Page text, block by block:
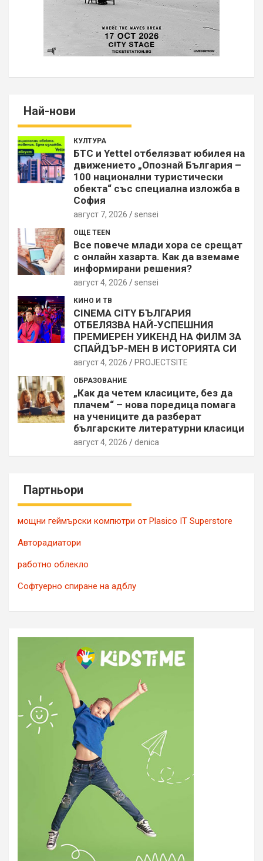
Най-нови
КУЛТУРА
БТС и Yettel отбелязват юбилея на
движението „Опознай България –
100 национални туристически
обекта“ със специална изложба в
София
август 7, 2026 sensei
ОЩЕ TEEN
Все повече млади хора се срещат
с онлайн хазарта. Как да вземаме
информирани решения?
август 4, 2026 sensei
КИНО И ТВ
CINEMA CITY БЪЛГАРИЯ
ОТБЕЛЯЗВА НАЙ-УСПЕШНИЯ
ПРЕМИЕРЕН УИКЕНД НА ФИЛМ ЗА
СПАЙДЪР-МЕН В ИСТОРИЯТА СИ
август 4, 2026 PROJECTSITЕ
ОБРАЗОВАНИЕ
„Как да четем класиците, без да
плачем“ – нова поредица помага
на учениците да разберат
българските литературни класици
август 4, 2026 denica
Партньори
мощни геймърски компютри от Plasico IT Superstore
Авторадиатори
работно облекло
Софтуерно спиране на адблу